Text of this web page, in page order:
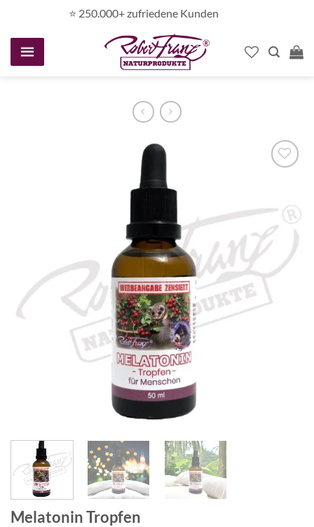
springen
⭐️ 250.000+ zufriedene Kunden
Melatonin Tropfen